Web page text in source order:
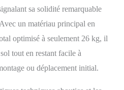
sa solidité remarquable
un matériau principal en
optimisé à seulement 26 kg, il
tout en restant facile à
ou déplacement initial.